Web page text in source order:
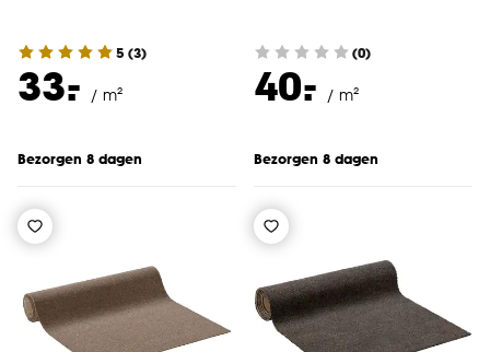
5 (3)
33.
- / m²
Bezorgen 8 dagen
(0)
40.
- / m²
Bezorgen 8 dagen